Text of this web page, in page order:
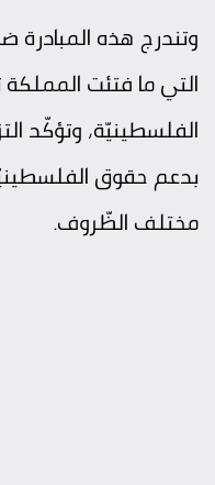
وتندرج هذه المبادرة
التي ما فتئت المملكة
الفلسطينيّة، وتؤكّد
بدعم حقوق
مختلف الظّروف.